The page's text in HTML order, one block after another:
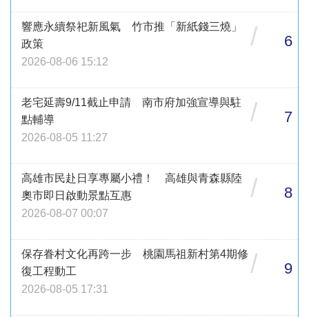
響應永續祭祀新風氣 竹市推「新紙錢三燒」
政策
2026-08-06 15:12
/ 6
老宅延壽9/11截止申請 南市府加強宣導與駐
點輔導
2026-08-05 11:27
/ 7
高雄市民赴日享專屬小禮！ 高雄與青森縣陸
奧市即日啟動景點互惠
2026-08-07 00:07
/ 8
保存眷村文化再跨一步 桃園馬祖新村第4期修
復工程動工
2026-08-05 17:31
/ 9